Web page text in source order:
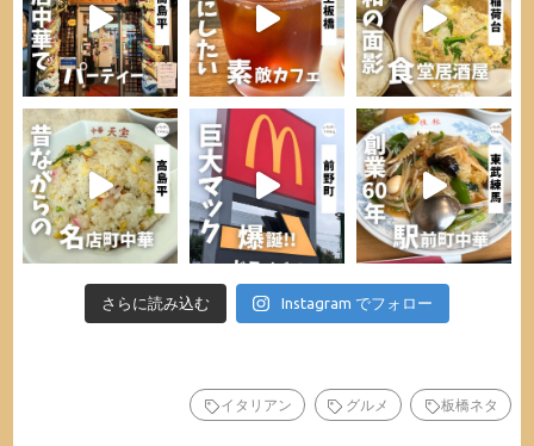
さらに読み込む Instagram でフォロー
イタリアン グルメ 板橋ネタ